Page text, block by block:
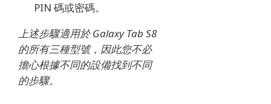
PIN 碼或密碼。
上述步驟適用於 Galaxy Tab S8
的所有三種型號，因此您不必
擔心根據不同的設備找到不同
的步驟。